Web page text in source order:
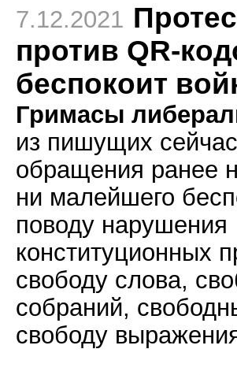
7.12.2021
против QR-
беспокоит
Гримасы
из пишущих
обращения ранее
ни малейшего
поводу нарушения
конституционных
свободу слова,
собраний,
свободу